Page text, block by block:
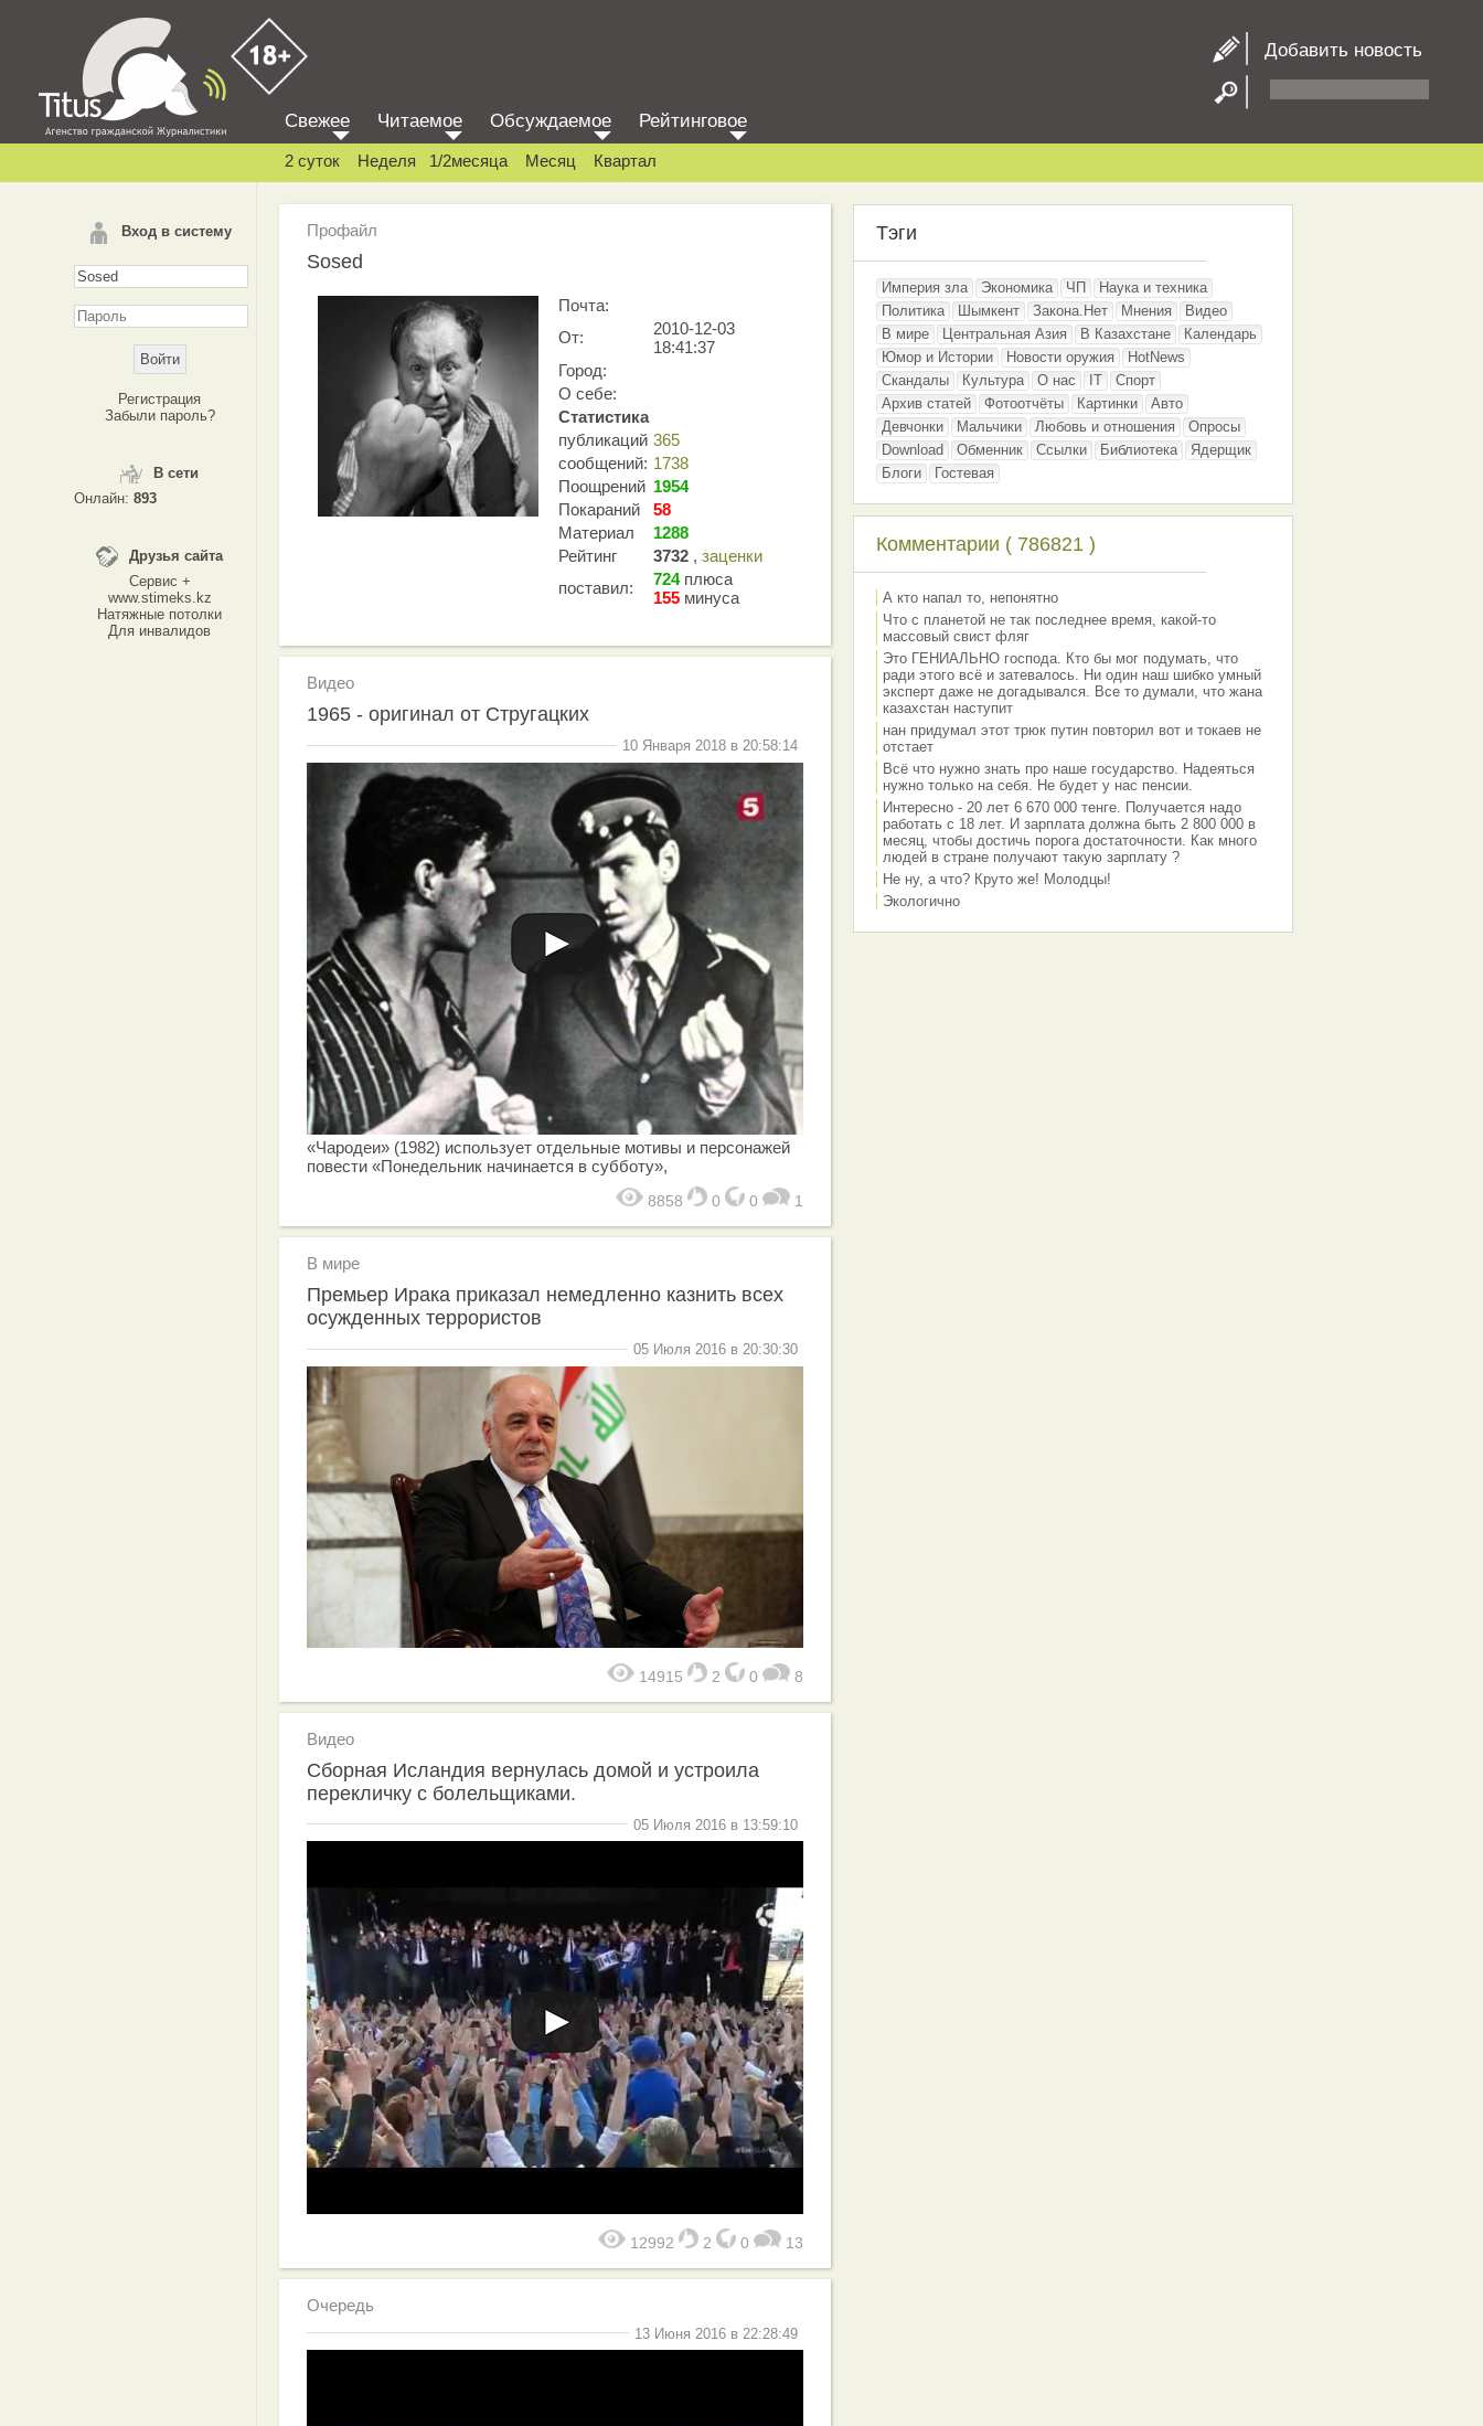
Добавить новость
Вход в систему
Регистрация
Забыли пароль?
В сети
Онлайн: 893
Друзья сайта
Сервис +
www.stimeks.kz
Натяжные потолки
Для инвалидов
Свежее Читаемое Обсуждаемое Рейтинговое
2 суток Неделя 1/2месяца Месяц Квартал
Профайл
Sosed
Почта:
От:
2010-12-03
18:41:37
Город:
О себе:
Статистика
публикаций 365
сообщений: 1738
Поощрений 1954
Покараний
58
Материал
1288
Рейтинг
3732 , заценки
поставил:
724плюса
155 минуса
Видео
1965 - оригинал от Стругацких
10 Января 2018 в 20:58:14
«Чародеи» (1982) использует отдельные мотивы и персонажей
повести «Понедельник начинается в субботу»,
8858 0 0 1
В мире
Премьер Ирака приказал немедленно казнить всех
осужденных террористов
05 Июля 2016 в 20:30:30
14915 2 0 8
Видео
Сборная Исландия вернулась домой и устроила
перекличку с болельщиками.
05 Июля 2016 в 13:59:10
12992 2 0 13
Очередь
13 Июня 2016 в 22:28:49
Тэги
Империя зла Экономика ЧП
Наука и техника
Политика
Шымкент Закона.Нет Мнения
Видео
В мире
Центральная Азия В Казахстане
Календарь
Юмор и Истории
Новости оружия
HotNews
Скандалы
Культура О нас IT
Спорт
Архив статей
Фотоотчёты Картинки
Авто
Девчонки
Мальчики Любовь и отношения
Опросы
Download
Обменник Ссылки Библиотека
Ядерщик
Блоги
Гостевая
Комментарии ( 786821 )
А кто напал то, непонятно
Что с планетой не так последнее время, какой-то
массовый свист фляг
Это ГЕНИАЛЬНО господа. Кто бы мог подумать, что
ради этого всё и затевалось. Ни один наш шибко умный
эксперт даже не догадывался. Все то думали, что жана
казахстан наступит
нан придумал этот трюк путин повторил вот и токаев не
отстает
Всё что нужно знать про наше государство. Надеяться
нужно только на себя. Не будет у нас пенсии.
Интересно - 20 лет 6 670 000 тенге. Получается надо
работать с 18 лет. И зарплата должна быть 2 800 000 в
месяц, чтобы достичь порога достаточности. Как много
людей в стране получают такую зарплату ?
Не ну, а что? Круто же! Молодцы!
Экологично